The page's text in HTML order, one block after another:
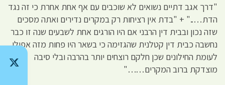
"דרך אגב דתיים נשואים לא שוכבים עם אף אחת אחרת כי זה נגד
הדת….." + "בדת אין רציחות רק במקרים נדירים ואתה מסכים
שזה נכון ובבית דין הרבני אם היו הורגים אחת לשבעים שנה זו כבר
נחשבה כבית דין קטלנית שהגזימה כי בשאר היו פחות מזה אפילו.
לעומת החילונים שכן חלקם רוצחים יותר בהרבה ובלי סיבה
מוצדקת ברוב המקרים……"